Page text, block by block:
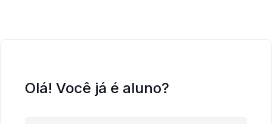
Olá! Você já é aluno?